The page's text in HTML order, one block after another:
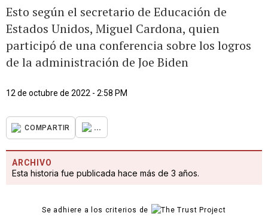
Esto según el secretario de Educación de
Estados Unidos, Miguel Cardona, quien
participó de una conferencia sobre los logros
de la administración de Joe Biden
12 de octubre de 2022 - 2:58 PM
COMPARTIR ...
ARCHIVO
Esta historia fue publicada hace más de 3 años.
Se adhiere a los criterios de